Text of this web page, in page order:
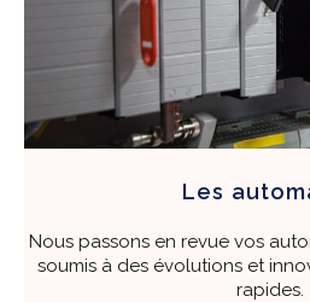
Les
Nous passons en revue vos
soumis à des évolutions et
rapides.